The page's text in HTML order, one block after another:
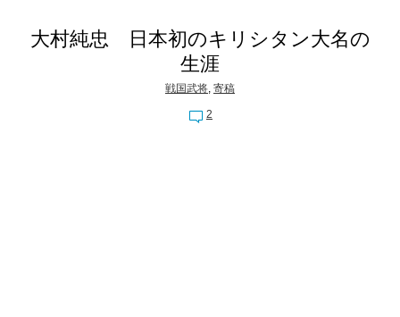
大村純忠 日本初のキリシタン大名の
生涯
戦国武将, 寄稿
2